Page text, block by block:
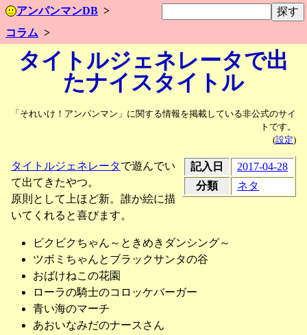
アンパンマンDB
コラム
タイトルジェネレータで出
たナイスタイトル
「それいけ！アンパンマン」に関する情報を掲載している非公式のサイ
トです。
(設定)
記入日
2017-04-28
分類
ネタ
タイトルジェネレータで遊んでい
て出てきたやつ。
原則として上ほど新。誰か絵に描
いてくれると喜びます。
ビクビクちゃん～ときめきダンシング～
ツボミちゃんとブラックサンタの谷
おばけねこの花園
ローラの騎士のコロッケバーガー
青い海のマーチ
あおいなみだのナースさん